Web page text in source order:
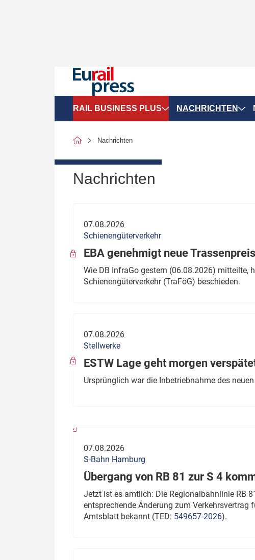
RAIL BUSINESS PLUS
SPNV-Marktdaten
Politik
Verbände: Wer spricht für
wen?
Thema des Monats
Dossier: Generalsanierung
Dossier: ETCS
NACHRICHTEN
Infrastruktur &
ÖPNV
Nachrichten
Nachrichten
07.08.2026
Schienengüterverkehr
EBA genehmigt neue
Wie DB InfraGo gestern (06.08.2026) mitteilte,
Schienengüterverkehr (TraFöG) beschieden.
07.08.2026
Stellwerke
ESTW Lage geht morgen
Ursprünglich war die Inbetriebnahme des
07.08.2026
S-Bahn Hamburg
Übergang von RB 81 zur S 4
Jetzt ist es amtlich: Die Regionalbahnlinie RB
entsprechende Änderung zum Verkehrsvertrag
Amtsblatt bekannt (TED: 549657-2026).